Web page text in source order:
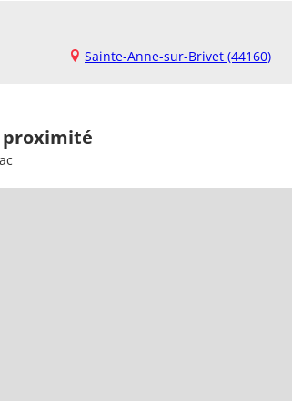
Sainte-Anne-sur-Brivet (44160)
proximité